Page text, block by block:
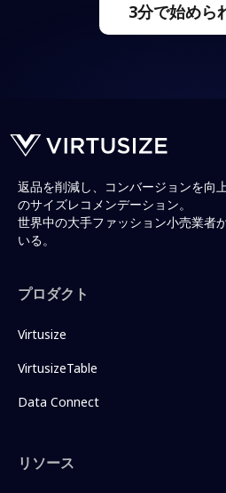
3分で始めら
返品を削減し、コンバージョンを向
のサイズレコメンデーション。
世界中の大手ファッション小売業者
いる。
プロダクト
Virtusize
VirtusizeTable
Data Connect
リソース